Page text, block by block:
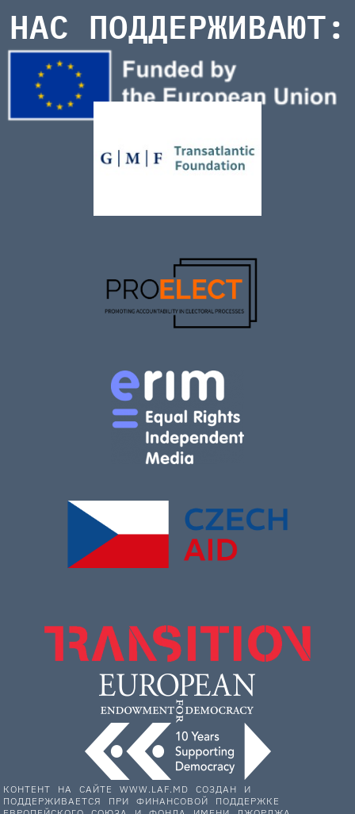
НАС ПОДДЕРЖИВАЮТ:
КОНТЕНТ НА САЙТЕ WWW.LAF.MD СОЗДАН И
ПОДДЕРЖИВАЕТСЯ ПРИ ФИНАНСОВОЙ ПОДДЕРЖКЕ